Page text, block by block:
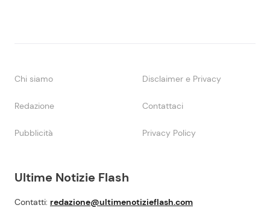
Ultime Notizie Flash
Contatti: redazione@ultimenotizieflash.com
Chi siamo Disclaimer e Privacy
Redazione Contattaci
Pubblicità Privacy Policy